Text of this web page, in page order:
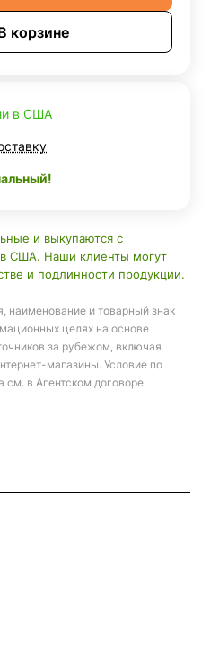
корзине
в США
и выкупаются с
США. Наши клиенты могут
и подлинности продукции.
наименование и товарный знак
целях на основе
за рубежом, включая
магазины. Условие по
см. в Агентском договоре.